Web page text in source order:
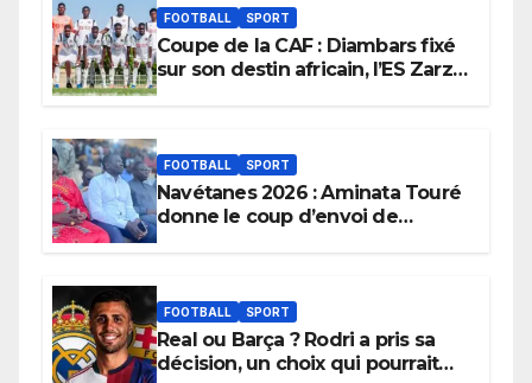
FOOTBALL SPORT
Coupe de la CAF : Diambars fixé
sur son destin africain, l’ES Zarzis
FOOTBALL SPORT
Navétanes 2026 : Aminata Touré
donne le coup d’envoi de
apaisées.
FOOTBALL SPORT
Real ou Barça ? Rodri a pris sa
décision, un choix qui pourrait